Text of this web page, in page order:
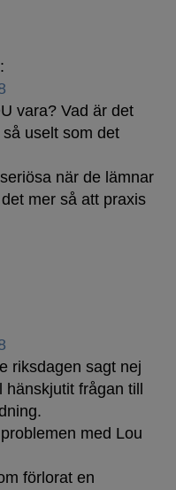
vara? Vad är det
uselt som det
när de lämnar
mer så att praxis
riksdagen sagt nej
frågan till
med Lou
förlorat en